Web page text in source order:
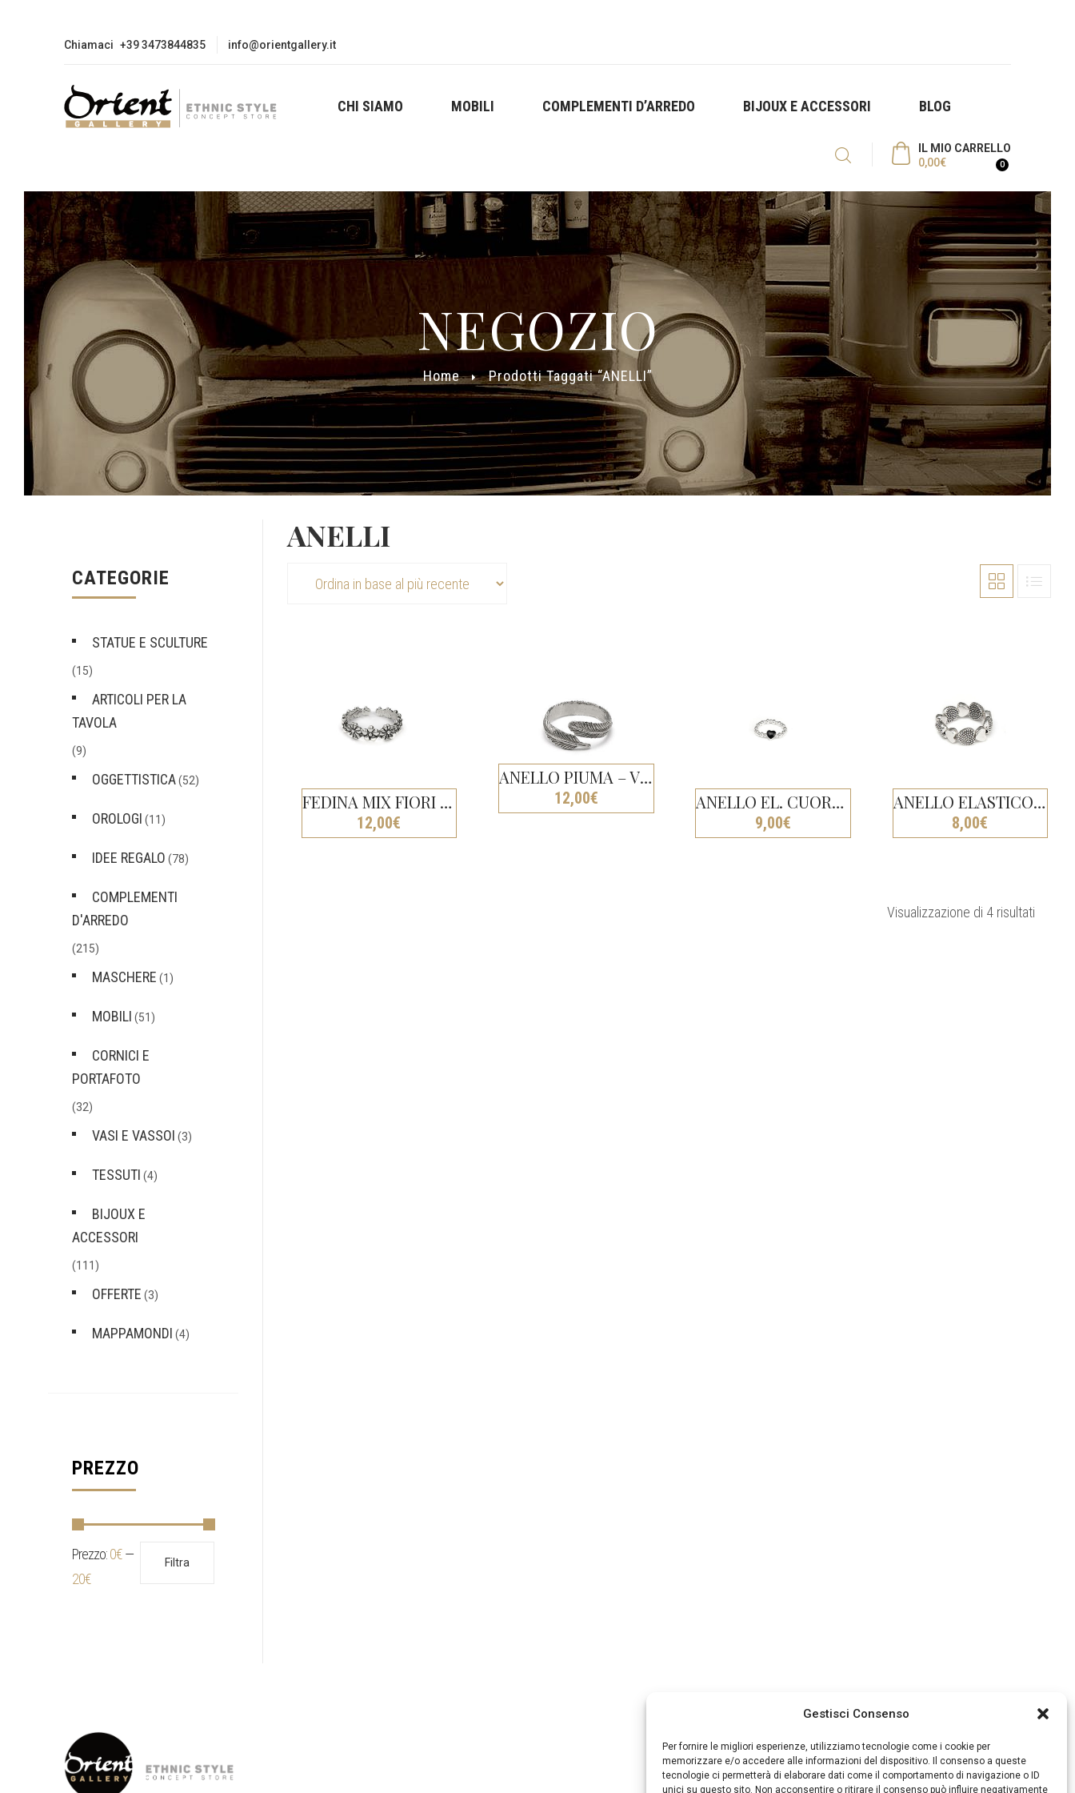
Gestisci Consenso
Per fornire le migliori esperienze, utilizziamo tecnologie come i cookie per
memorizzare e/o accedere alle informazioni del dispositivo. Il consenso a queste
tecnologie ci permetterà di elaborare dati come il comportamento di navigazione o ID
unici su questo sito. Non acconsentire o ritirare il consenso può influire negativamente
Chiamaci +39 3473844835 info@orientgallery.it
CHI SIAMO MOBILI COMPLEMENTI D’ARREDO BIJOUX E ACCESSORI BLOG
IL MIO CARRELLO
0
0,00€
Home Prodotti Taggati “ANELLI”
NEGOZIO
CATEGORIE
STATUE E SCULTURE
(15)
ARTICOLI PER LA
TAVOLA
(9)
OGGETTISTICA(52)
OROLOGI (11)
IDEE REGALO (78)
COMPLEMENTI
D'ARREDO
(215)
MASCHERE (1)
MOBILI (51)
CORNICI E
PORTAFOTO
(32)
VASI E VASSOI (3)
TESSUTI (4)
BIJOUX E
ACCESSORI
(111)
OFFERTE (3)
MAPPAMONDI (4)
PREZZO
Prezzo
Min
Prezzo
Max
Filtra
Prezzo:0€—
20€
ANELLI
FEDINA MIX FIORI REGOLABILE – VESTOPAZZO
12,00€
ANELLO PIUMA – VESTOPAZZO
12,00€ ANELLO EL. CUORE NERO
9,00€
ANELLO ELASTICO CUORI PUNTINATI
8,00€
Visualizzazione di 4 risultati